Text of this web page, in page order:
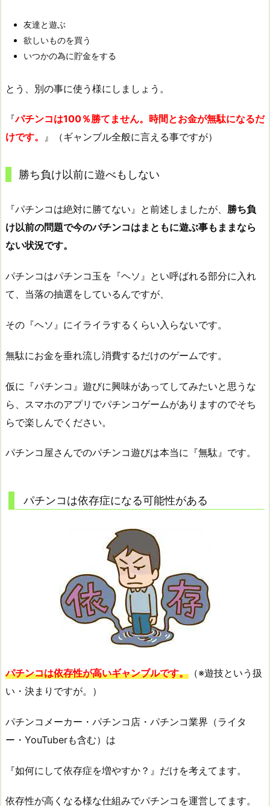
友達と遊ぶ
欲しいものを買う
いつかの為に貯金をする
とう、別の事に使う様にしましょう。
『パチンコは100％勝てません。時間とお金が無駄になるだ
けです。 』（ギャンブル全般に言える事ですが）
勝ち負け以前に遊べもしない
『パチンコは絶対に勝てない』と前述しましたが、 勝ち負
け以前の問題で今のパチンコはまともに遊ぶ事もままなら
ない状況です。
パチンコはパチンコ玉を『ヘソ』とい呼ばれる部分に入れ
て、当落の抽選をしているんですが、
その『ヘソ』にイライラするくらい入らないです。
無駄にお金を垂れ流し消費するだけのゲームです。
仮に『パチンコ』遊びに興味があってしてみたいと思うな
ら、スマホのアプリでパチンコゲームがありますのでそち
らで楽しんでください。
パチンコ屋さんでのパチンコ遊びは本当に『無駄』です。
パチンコは依存症になる可能性がある
パチンコは依存性が高いギャンブルです。 （※遊技という扱
い・決まりですが。）
パチンコメーカー・パチンコ店・パチンコ業界（ライタ
ー・YouTuberも含む）は
『如何にして依存症を増やすか？』だけを考えてます。
依存性が高くなる様な仕組みでパチンコを運営してます。